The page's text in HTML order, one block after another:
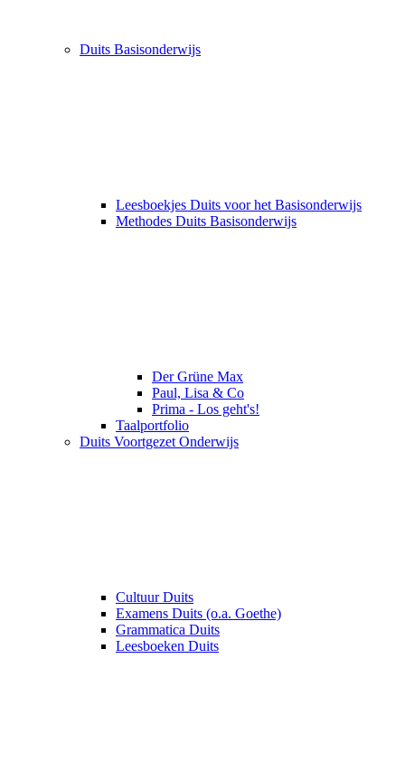
Duits Basisonderwijs
Leesboekjes Duits voor het Basisonderwijs
Methodes Duits Basisonderwijs
Der Grüne Max
Paul, Lisa & Co
Prima - Los geht's!
Taalportfolio
Duits Voortgezet Onderwijs
Cultuur Duits
Examens Duits (o.a. Goethe)
Grammatica Duits
Leesboeken Duits